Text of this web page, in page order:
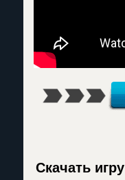
Скачать игру